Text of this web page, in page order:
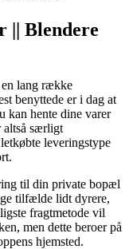
|| Blendere
en lang række
benyttede er i dag at
kan hente dine varer
altså særligt
leveringstype
til din private bopæl
tilfælde lidt dyrere,
fragtmetode vil
men dette beroer på
hjemsted.